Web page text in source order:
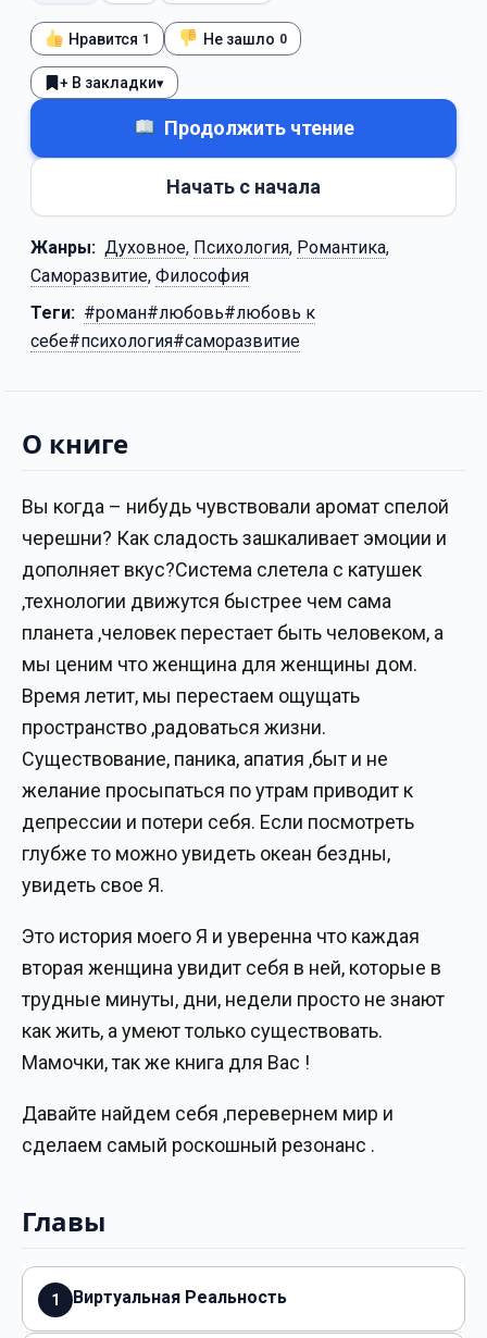
Нравится 1 Не зашло 0
+ В закладки▾
Продолжить чтение
Начать с начала
Жанры: Духовное, Психология, Романтика,
Саморазвитие, Философия
Теги: #роман#любовь#любовь к
себе#психология#саморазвитие
О книге
Вы когда – нибудь чувствовали аромат спелой
черешни? Как сладость зашкаливает эмоции и
дополняет вкус?Система слетела с катушек
,технологии движутся быстрее чем сама
планета ,человек перестает быть человеком, а
мы ценим что женщина для женщины дом.
Время летит, мы перестаем ощущать
пространство ,радоваться жизни.
Существование, паника, апатия ,быт и не
желание просыпаться по утрам приводит к
депрессии и потери себя. Если посмотреть
глубже то можно увидеть океан бездны,
увидеть свое Я.
Это история моего Я и уверенна что каждая
вторая женщина увидит себя в ней, которые в
трудные минуты, дни, недели просто не знают
как жить, а умеют только существовать.
Мамочки, так же книга для Вас !
Давайте найдем себя ,перевернем мир и
сделаем самый роскошный резонанс .
Главы
1 Виртуальная Реальность